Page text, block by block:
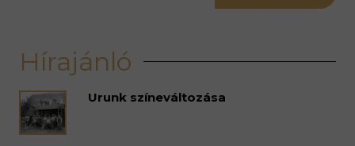
Hírajánló
Urunk színeváltozása